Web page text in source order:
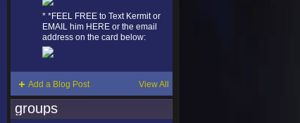
* *FEEL FREE to Text Kermit or
EMAIL him HERE or the email
address on the card below:
Add a Blog Post View All
groups